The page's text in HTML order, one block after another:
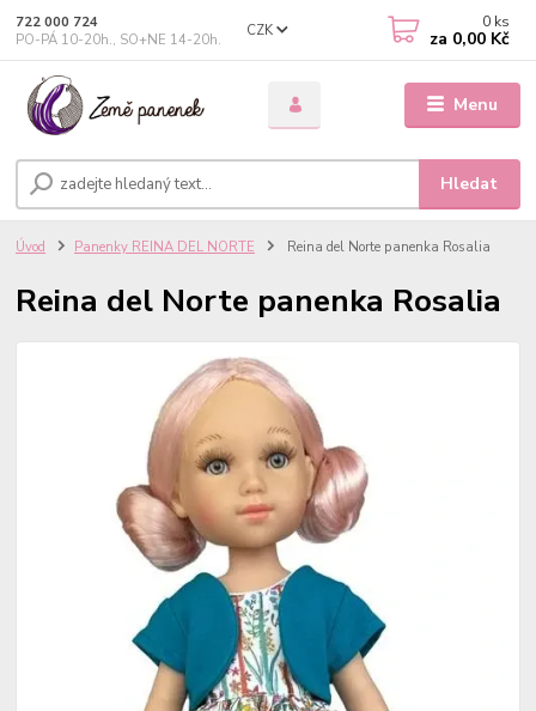
Menu
CZK
Hledat
722 000 724
PO-PÁ 10-20h., SO+NE 14-20h.
0 ks
za 0,00 Kč
Úvod Panenky REINA DEL NORTE Reina del Norte panenka Rosalia
Reina del Norte panenka Rosalia